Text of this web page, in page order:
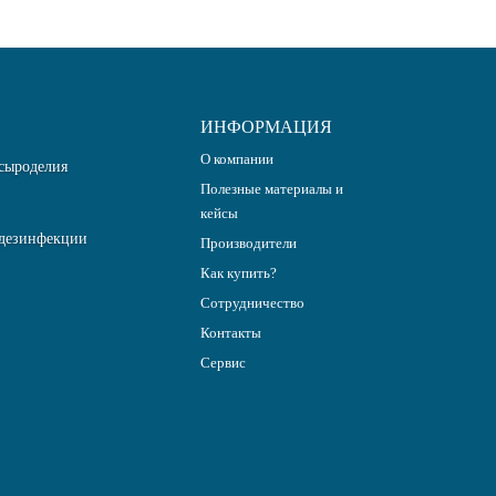
ИНФОРМАЦИЯ
О компании
Полезные материалы и
кейсы
Производители
Как купить?
Сотрудничество
Контакты
Сервис